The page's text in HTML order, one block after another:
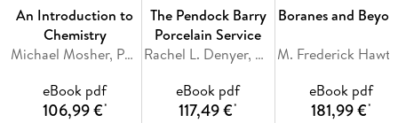
An Introduction to
Chemistry
Michael Mosher, Paul Kelter
eBook pdf
106,99 €*
The Pendock Barry
Porcelain Service
Rachel L. Denyer, Morgan C. T. Denyer, Howell G. M. Edwards
eBook pdf
117,49 €*
Boranes and
eBook pdf
181,99 €*